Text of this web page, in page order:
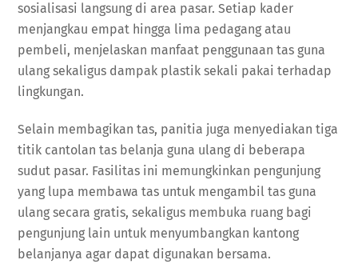
sosialisasi langsung di area pasar. Setiap kader
menjangkau empat hingga lima pedagang atau
pembeli, menjelaskan manfaat penggunaan tas guna
ulang sekaligus dampak plastik sekali pakai terhadap
lingkungan.
Selain membagikan tas, panitia juga menyediakan tiga
titik cantolan tas belanja guna ulang di beberapa
sudut pasar. Fasilitas ini memungkinkan pengunjung
yang lupa membawa tas untuk mengambil tas guna
ulang secara gratis, sekaligus membuka ruang bagi
pengunjung lain untuk menyumbangkan kantong
belanjanya agar dapat digunakan bersama.